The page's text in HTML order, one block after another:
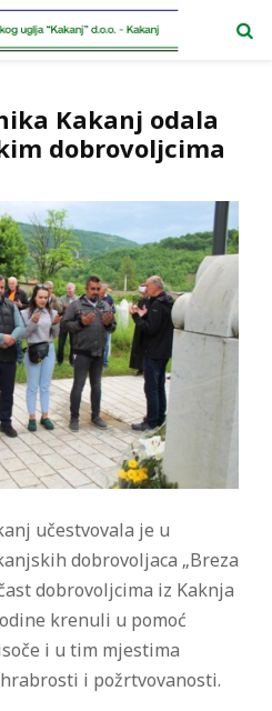
Kakanj odala
dobrovoljcima
učestvovala je u
dobrovoljaca „Breza
dobrovoljcima iz Kaknja
krenuli u pomoć
i u tim mjestima
i požrtvovanosti.